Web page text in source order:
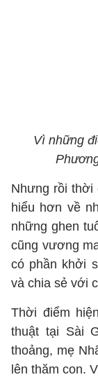
Vì những
Nhưng rồi thời
hiểu hơn về
những ghen
cũng vương
có phần khởi
và chia sẻ với
Thời điểm
thuật tại Sài
thoảng, mẹ
lên thăm con.